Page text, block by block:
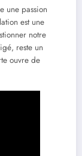
une passion
est une
notre
reste un
ouvre de